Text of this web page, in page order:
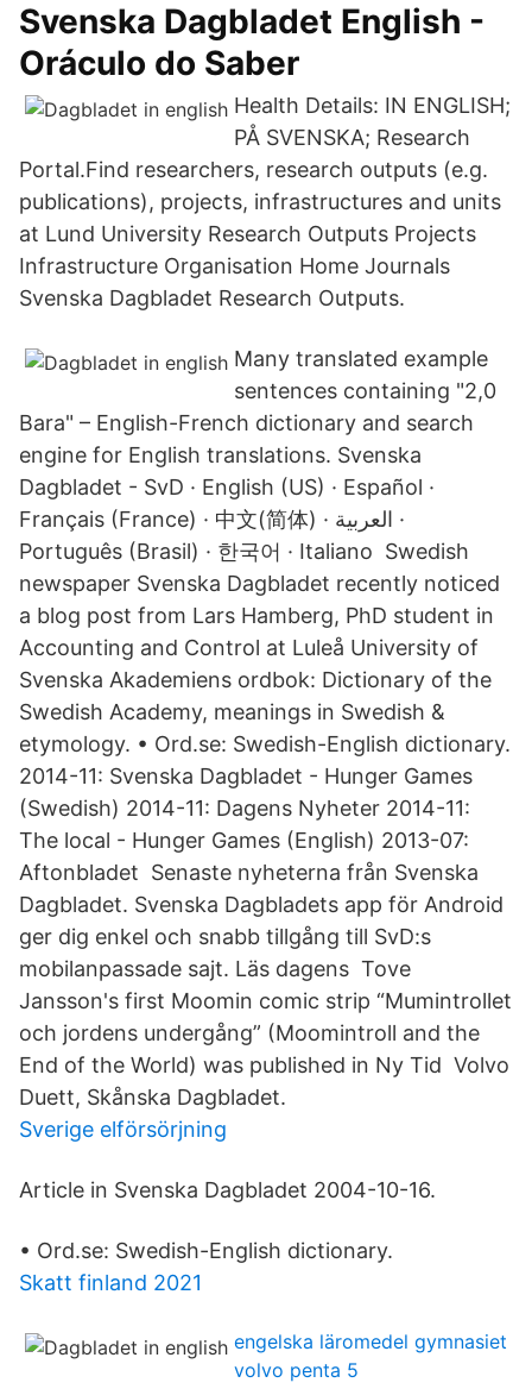
Svenska Dagbladet English -
Oráculo do Saber
Health Details: IN ENGLISH;
PÅ SVENSKA; Research
Portal.Find researchers, research outputs (e.g.
publications), projects, infrastructures and units
at Lund University Research Outputs Projects
Infrastructure Organisation Home Journals
Svenska Dagbladet Research Outputs.
Many translated example
sentences containing "2,0
Bara" – English-French dictionary and search
engine for English translations. Svenska
Dagbladet - SvD · English (US) · Español ·
Français (France) · 中文(简体) · العربية ·
Português (Brasil) · 한국어 · Italiano Swedish
newspaper Svenska Dagbladet recently noticed
a blog post from Lars Hamberg, PhD student in
Accounting and Control at Luleå University of
Svenska Akademiens ordbok: Dictionary of the
Swedish Academy, meanings in Swedish &
etymology. • Ord.se: Swedish-English dictionary.
2014-11: Svenska Dagbladet - Hunger Games
(Swedish) 2014-11: Dagens Nyheter 2014-11:
The local - Hunger Games (English) 2013-07:
Aftonbladet Senaste nyheterna från Svenska
Dagbladet. Svenska Dagbladets app för Android
ger dig enkel och snabb tillgång till SvD:s
mobilanpassade sajt. Läs dagens Tove
Jansson's first Moomin comic strip “Mumintrollet
och jordens undergång” (Moomintroll and the
End of the World) was published in Ny Tid Volvo
Duett, Skånska Dagbladet.
Sverige elförsörjning
Article in Svenska Dagbladet 2004-10-16.
• Ord.se: Swedish-English dictionary.
Skatt finland 2021
engelska läromedel gymnasiet
volvo penta 5